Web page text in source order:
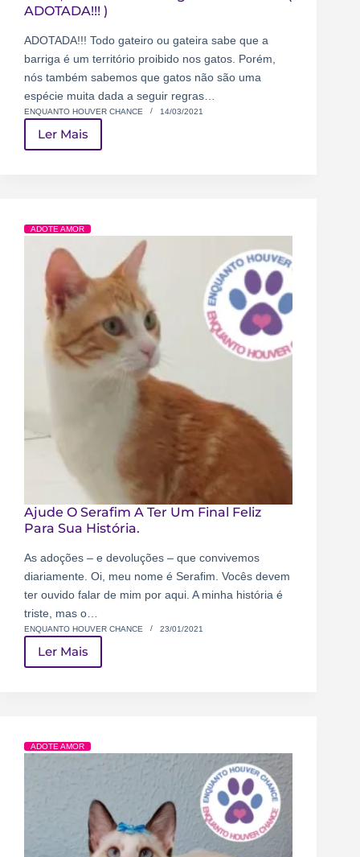
ADOTADA!!! )
ADOTADA!!! Todo gateiro ou gateira sabe que a
barriga é um território proibido nos gatos. Porém,
nós também sabemos que gatos não são uma
espécie muita dada a seguir regras…
ENQUANTO HOUVER CHANCE 14/03/2021
Ler Mais
ADOTE AMOR
Ajude O Serafim A Ter Um Final Feliz
Para Sua História.
As adoções – e devoluções – que convivemos
diariamente. Oi, meu nome é Serafim. Vocês devem
ter ouvido falar de mim por aqui. A minha história é
triste, mas o…
ENQUANTO HOUVER CHANCE 23/01/2021
Ler Mais
ADOTE AMOR